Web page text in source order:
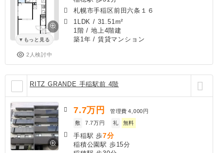
もっと見る
2人検討中
札幌市手稲区前田六条１６
1LDK / 31.51m²
1階 / 地上4階建
築1年 / 賃貸マンション
RITZ GRANDE 手稲駅前 4階
7.7万円 管理費 4,000円
敷
7.7万円 礼 無料
手稲駅 歩7分
稲積公園駅 歩15分